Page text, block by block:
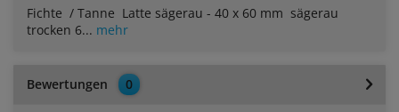
Fichte / Tanne Latte sägerau - 40 x 60 mm sägerau
trocken 6... mehr
Bewertungen 0